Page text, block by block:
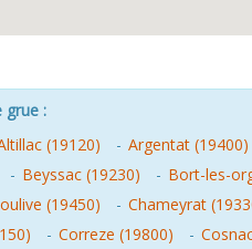
grue :
(19120) - Argentat (19400)
- Beyssac (19230) - Bort-les-
(19450) - Chameyrat
- Correze (19800) -